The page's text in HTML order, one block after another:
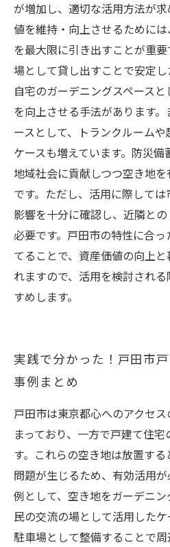
が増加し、適切な活用方法が
値を維持・向上させるために
を最大限に引き出すことが重
場として貸し出すことで安定し
自宅のガーデニングスペース
を向上させる手法があります
ースとして、トランクルーム
ケースも増えています。防災備
地域社会に貢献しつつ空き地
です。ただし、活用に際して
影響を十分に確認し、近隣と
必要です。戸田市の特性に合
てることで、資産価値の向上
れますので、活用を検討され
すめします。
実践で分かった！戸田市
事例まとめ
戸田市は東京都心へのアクセ
まっており、一方で戸建て住
す。これらの空き地は放置す
問題が生じるため、有効活用
例として、空き地をガーデニ
民の交流の場として活用したケ
駐車場として整備することで周